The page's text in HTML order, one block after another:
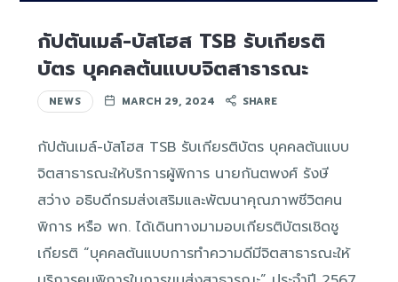
กัปตันเมล์-บัสโฮส TSB รับเกียรติ
บัตร บุคคลต้นแบบจิตสาธารณะ
NEWS MARCH 29, 2024 SHARE
กัปตันเมล์-บัสโฮส TSB รับเกียรติบัตร บุคคลต้นแบบ
จิตสาธารณะให้บริการผู้พิการ นายกันตพงศ์ รังษี
สว่าง อธิบดีกรมส่งเสริมและพัฒนาคุณภาพชีวิตคน
พิการ หรือ พก. ได้เดินทางมามอบเกียรติบัตรเชิดชู
เกียรติ “บุคคลต้นแบบการทำความดีมีจิตสาธารณะให้